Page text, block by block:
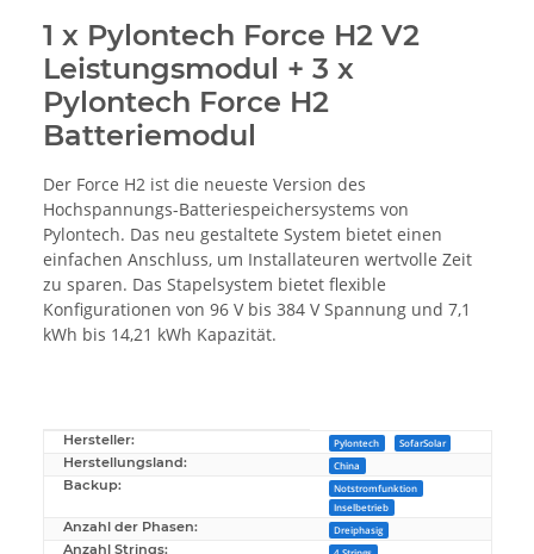
1 x Pylontech Force H2 V2
Leistungsmodul + 3 x
Pylontech Force H2
Batteriemodul
Der Force H2 ist die neueste Version des
Hochspannungs-Batteriespeichersystems von
Pylontech. Das neu gestaltete System bietet einen
einfachen Anschluss, um Installateuren wertvolle Zeit
zu sparen. Das Stapelsystem bietet flexible
Konfigurationen von 96 V bis 384 V Spannung und 7,1
kWh bis 14,21 kWh Kapazität.
Produkteigenschaft
Wert
Hersteller: Pylontech SofarSolar
Herstellungsland: China
Backup:
Notstromfunktion
Inselbetrieb
Anzahl der Phasen: Dreiphasig
Anzahl Strings: